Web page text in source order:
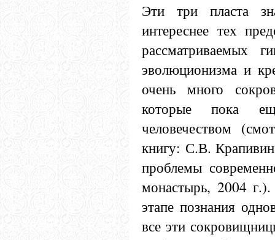
Эти три пласта
интереснее тех
рассматриваемых
эволюционизма и
очень много
которые пока
человечеством
книгу: С.В.
проблемы
монастырь, 2004
этапе познания
все эти